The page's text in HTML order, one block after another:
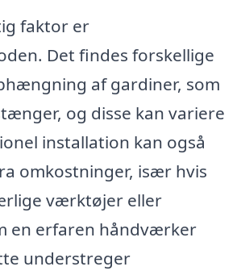
faktor er
Det findes forskellige
af gardiner, som
og disse kan variere
installation kan også
omkostninger, især hvis
værktøjer eller
en erfaren håndværker
understreger